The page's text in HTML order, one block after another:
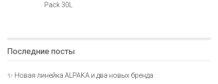
Pack 30L
Последние посты
✨ Новая линейка ALPAKA и два новых бренда